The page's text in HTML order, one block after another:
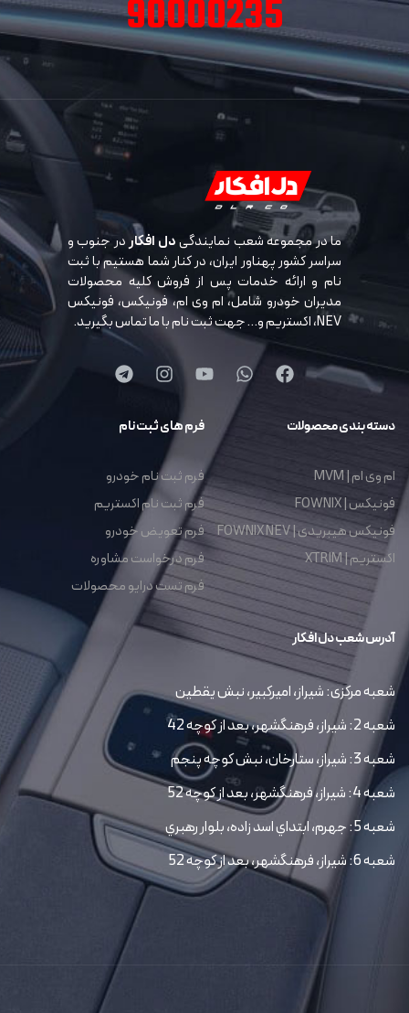
90000235
ما در مجموعه شعب نمایندگیدل افکار در جنوب و
سراسر کشور پهناور ایران، در کنار شما هستیم با ثبت
نام و ارائه خدمات پس از فروش کلیه محصولات
مدیران خودرو شامل، ام وی ام، فونیکس، فونیکس
NEV، اکستریم و… جهت ثبت نام با ما تماس بگیرید.
دسته بندی محصولات
ام وی ام | MVM
فونیکس | FOWNIX
فونیکس هیبریدی | FOWNIX NEV
اکستریم | XTRIM
فرم های ثبت نام
فرم ثبت نام خودرو
فرم ثبت نام اکستریم
فرم تعویض خودرو
فرم درخواست مشاوره
فرم تست درایو محصولات
آدرس شعب دل افکار
شعبه مرکزی: شیراز، امیرکبیر، نبش یقطین
شعبه 2: شیراز، فرهنگشهر، بعد از کوچه 42
شعبه 3: شیراز، ستارخان، نبش کوچه پنجم
شعبه 4: شیراز، فرهنگشهر، بعد از کوچه 52
شعبه 5: جهرم، ابتداي اسد زاده، بلوار رهبري
شعبه 6: شیراز، فرهنگشهر، بعد از کوچه 52